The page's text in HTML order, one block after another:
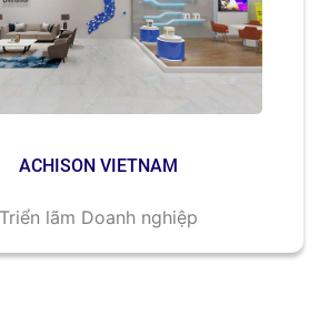
ACHISON VIETNAM
Triển lãm Doanh nghiệp